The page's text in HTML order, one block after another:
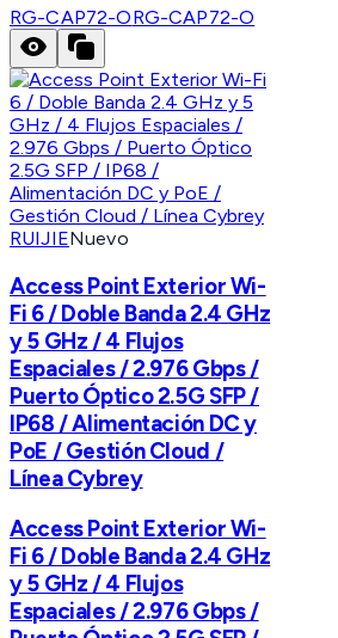
RG-CAP72-ORG-CAP72-O
RUIJIENuevo
Access Point Exterior Wi-
Fi 6 / Doble Banda 2.4 GHz
y 5 GHz / 4 Flujos
Espaciales / 2.976 Gbps /
Puerto Óptico 2.5G SFP /
IP68 / Alimentación DC y
PoE / Gestión Cloud /
Línea Cybrey
Access Point Exterior Wi-
Fi 6 / Doble Banda 2.4 GHz
y 5 GHz / 4 Flujos
Espaciales / 2.976 Gbps /